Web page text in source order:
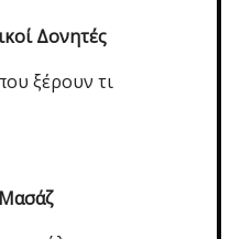
Δονητές
ξέρουν τι